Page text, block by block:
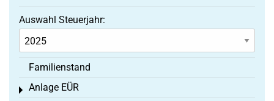
Auswahl Steuerjahr:
Familienstand
Anlage EÜR
Toggle menu